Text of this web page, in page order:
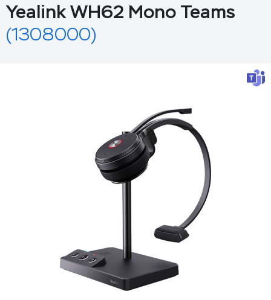
Yealink WH62 Mono Teams
(1308000)